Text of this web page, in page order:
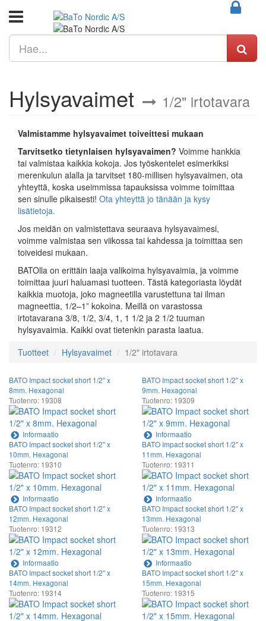
Hylsyavaimet 1/2" irtotavara
Valmistamme hylsyavaimet toiveittesi mukaan
Tarvitsetko tietynlaisen hylsyavaimen? Voimme hankkia
tai valmistaa kaikkia kokoja. Jos työskentelet esimerkiksi
merenkulun alalla ja tarvitset 180-millisen hylsyavaimen, ota
yhteyttä, koska useimmissa tapauksissa voimme toimittaa
sen sinulle pikaisesti! Ota yhteyttä jo tänään ja kysy
lisätietoja.
Jos meidän on valmistettava seuraava hylsyavaimesi,
voimme valmistaa sen viikossa tai kahdessa ja toimittaa sen
toiveidesi mukaan.
BATOlla on erittäin laaja valikoima hylsyavaimia, ja voimme
toimittaa juuri haluamasi tuotteen. Tästä kategoriasta löydät
kaikkia muotoja, joko magneetilla varustettuna tai ilman
magneettia, 1/2–1” kokoina. Meillä on varastossa
irtotavarana 3/8, 1/2, 3/4, 1, 1 1/2 ja 2 1/2 tuuman
hylsyavaimia. Kaikki ovat tietenkin parasta laatua.
Tuotteet
Hylsyavaimet 1/2" irtotavara
BATO Impact socket short 1/2" x
8mm. Hexagonal
Tuotenro: 19308
Informaatio
BATO Impact socket short 1/2" x
9mm. Hexagonal
Tuotenro: 19309
Informaatio
BATO Impact socket short 1/2" x
10mm. Hexagonal
Tuotenro: 19310
Informaatio
BATO Impact socket short 1/2" x
11mm. Hexagonal
Tuotenro: 19311
Informaatio
BATO Impact socket short 1/2" x
12mm. Hexagonal
Tuotenro: 19312
Informaatio
BATO Impact socket short 1/2" x
13mm. Hexagonal
Tuotenro: 19313
Informaatio
BATO Impact socket short 1/2" x
14mm. Hexagonal
Tuotenro: 19314
BATO Impact socket short 1/2" x
15mm. Hexagonal
Tuotenro: 19315